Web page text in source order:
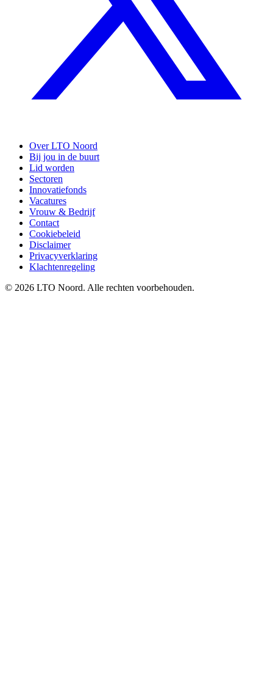
Over LTO Noord
Bij jou in de buurt
Lid worden
Sectoren
Innovatiefonds
Vacatures
Vrouw & Bedrijf
Contact
Cookiebeleid
Disclaimer
Privacyverklaring
Klachtenregeling
© 2026 LTO Noord. Alle rechten voorbehouden.